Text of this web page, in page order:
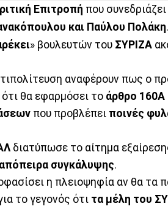
Επιτροπή που
και Παύλου Πολάκη.
» βουλευτών του ΣΥΡΙΖΑ
αναφέρουν πως ο
ότι θα εφαρμόσει το άρθρο 160Α
που προβλέπει ποινές
διατύπωσε το αίτημα
απόπειρα συγκάλυψης.
η πλειοψηφία αν θα τα
το γεγονός ότι τα μέλη του